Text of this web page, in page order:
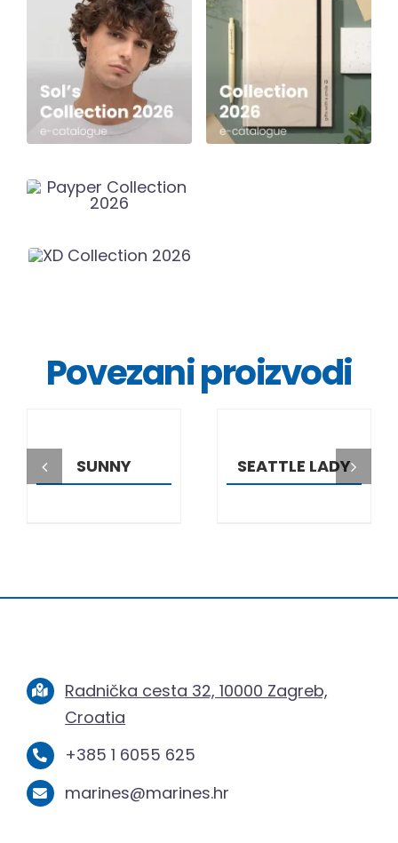
Povezani proizvodi
SUNNY SEATTLE LADY
Radnička cesta 32, 10000 Zagreb,
Croatia
+385 1 6055 625
marines@marines.hr